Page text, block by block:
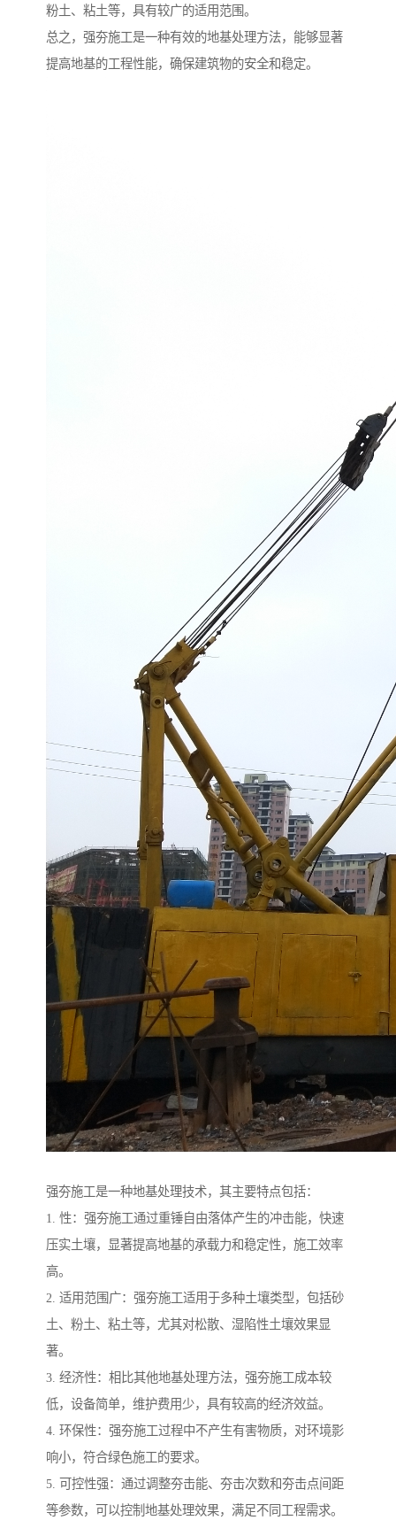
粉土、粘土等，具有较广的适用范围。
总之，强夯施工是一种有效的地基处理方法，能够显著
提高地基的工程性能，确保建筑物的安全和稳定。
强夯施工是一种地基处理技术，其主要特点包括：
1. 性：强夯施工通过重锤自由落体产生的冲击能，快速
压实土壤，显著提高地基的承载力和稳定性，施工效率
高。
2. 适用范围广：强夯施工适用于多种土壤类型，包括砂
土、粉土、粘土等，尤其对松散、湿陷性土壤效果显
著。
3. 经济性：相比其他地基处理方法，强夯施工成本较
低，设备简单，维护费用少，具有较高的经济效益。
4. 环保性：强夯施工过程中不产生有害物质，对环境影
响小，符合绿色施工的要求。
5. 可控性强：通过调整夯击能、夯击次数和夯击点间距
等参数，可以控制地基处理效果，满足不同工程需求。